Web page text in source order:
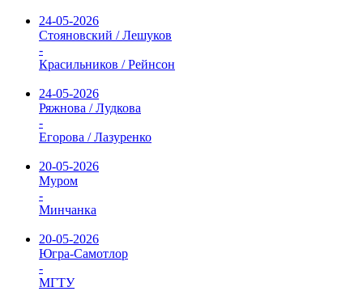
24-05-2026
Стояновский / Лешуков
-
Красильников / Рейнсон
24-05-2026
Ряжнова / Лудкова
-
Егорова / Лазуренко
20-05-2026
Муром
-
Минчанка
20-05-2026
Югра-Самотлор
-
МГТУ